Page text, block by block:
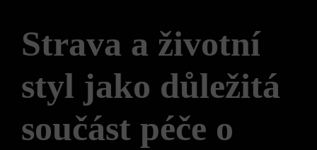
Strava a životní
styl jako důležitá
součást péče o